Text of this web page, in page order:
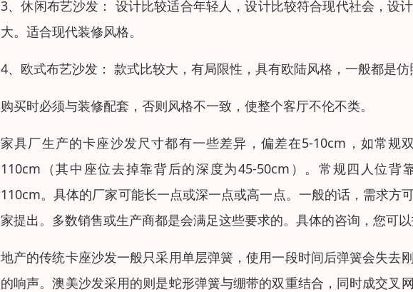
3、休闲布艺沙发： 设计比较适合年轻人，设计比较符合现代社会，设
大。适合现代装修风格。
4、欧式布艺沙发： 款式比较大，有局限性，具有欧陆风格，一般都是仿
购买时必须与装修配套，否则风格不一致，使整个客厅不伦不类。
家具厂生产的卡座沙发尺寸都有一些差异，偏差在5-10cm，如常
110cm（其中座位去掉靠背后的深度为45-50cm）。常规四人位
110cm。具体的厂家可能长一点或深一点或高一点。一般的话，需求方
家提出。多数销售或生产商都是会满足这些要求的。具体的咨询，您可
地产的传统卡座沙发一般只采用单层弹簧，使用一段时间后弹簧会失去
的响声。澳美沙发采用的则是蛇形弹簧与绷带的双重结合，同时成交叉